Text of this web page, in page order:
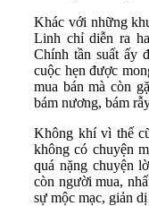
Khác với những
Linh chỉ diễn ra
Chính tần suất ấy
cuộc hẹn được
mua bán mà còn
bám nương, bám
Không khí vì thế
không có chuyện
quá nặng chuyện
còn người mua,
sự mộc mạc, giản